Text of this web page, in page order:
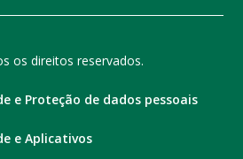
os direitos reservados.
e Proteção de dados pessoais
e Aplicativos